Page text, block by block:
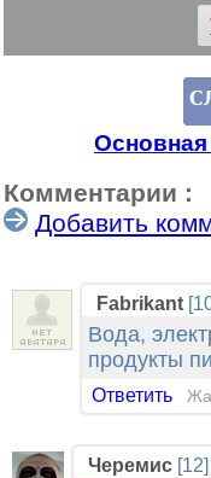
Основная
Комментарии :
Добавить
Fabrikant
Вода,
продукты
Ответить
Черемис [12]